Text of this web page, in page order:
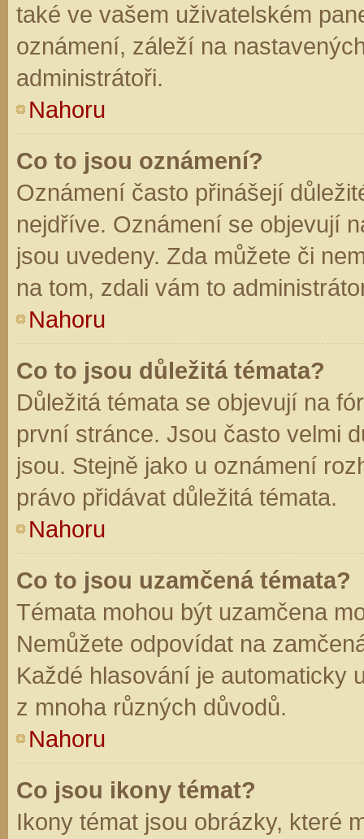
také ve vašem uživatelském
oznámení, záleží na
administrátoři.
Nahoru
Co to jsou oznámení?
Oznámení často přinášejí
nejdříve. Oznámení se objevují
jsou uvedeny. Zda můžete či
na tom, zdali vám to
Nahoru
Co to jsou důležitá témata?
Důležitá témata se objevují na
první stránce. Jsou často velmi
jsou. Stejně jako u oznámení
právo přidávat důležitá témata.
Nahoru
Co to jsou uzamčená témata?
Témata mohou být uzamčena
Nemůžete odpovídat na
Každé hlasování je automaticky
z mnoha různých důvodů.
Nahoru
Co jsou ikony témat?
Ikony témat jsou obrázky, které